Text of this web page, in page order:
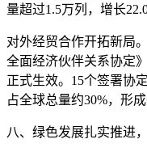
量超过1.5万列，增长
对外经贸合作开拓新局
全面经济伙伴关系协定
正式生效。15个签署协
占全球总量约30%，形
八、绿色发展扎实推进